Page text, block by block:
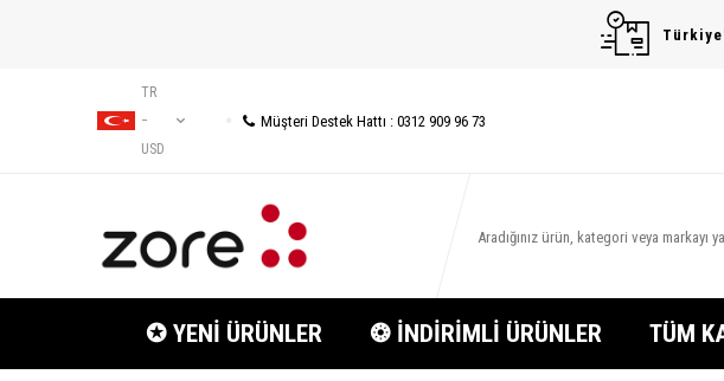
TR
−
USD
Müşteri Destek Hattı : 0312 909 96 73
✪ YENİ ÜRÜNLER ❂ İNDİRİMLİ ÜRÜNLER TÜM